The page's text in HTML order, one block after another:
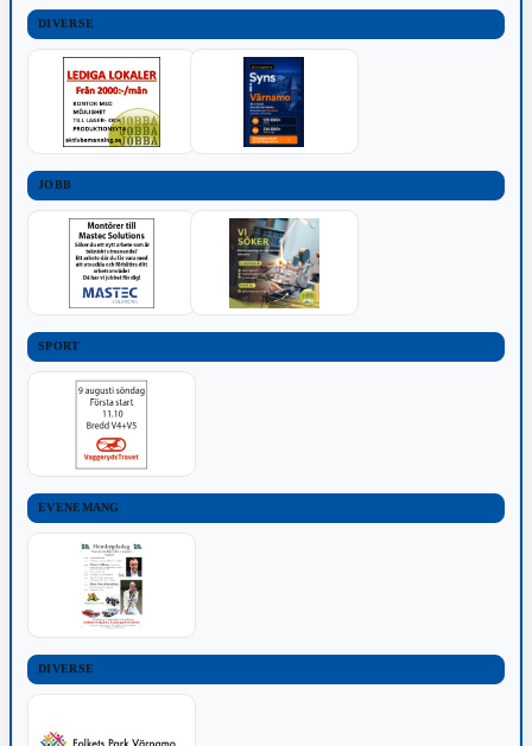
DIVERSE
JOBB
SPORT
EVENEMANG
DIVERSE